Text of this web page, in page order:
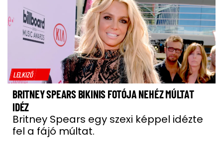
LELKIZŐ
BRITNEY SPEARS BIKINIS FOTÓJA NEHÉZ MÚLTAT
IDÉZ
Britney Spears egy szexi képpel idézte
fel a fájó múltat.